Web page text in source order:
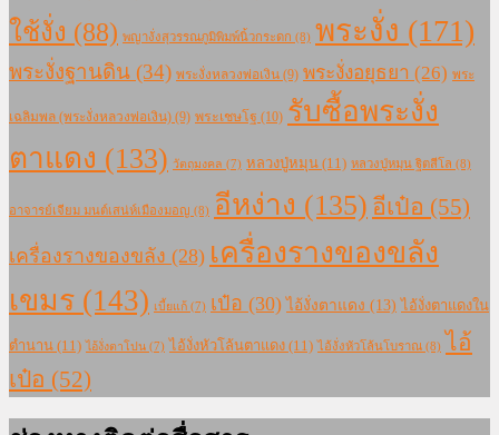
ใช้งั่ง (88) พญางั่งสุวรรณภูมิพิมพ์นิ้วกระดก (8) พระงั่ง (171)
พระงั่งฐานดิน (34) พระงั่งหลวงพ่อเงิน (9) พระงั่งอยุธยา (26) พระ
เฉลิมพล (พระงั่งหลวงพ่อเงิน) (9) พระเชษโฐ (10) รับซื้อพระงั่ง
ตาแดง (133) วัตถุมงคล (7) หลวงปู่หมุน (11) หลวงปู่หมุน ฐิตสีโล (8)
อาจารย์เจียม มนต์เสน่ห์เมืองมอญ (8) อีหง่าง (135) อีเป๋อ (55)
เครื่องรางของขลัง (28) เครื่องรางของขลัง
เขมร (143) เบี้ยแก้ (7) เป๋อ (30) ไอ้งั่งตาแดง (13) ไอ้งั่งตาแดงใน
ตำนาน (11) ไอ้งั่งตาโปน (7) ไอ้งั่งหัวโล้นตาแดง (11) ไอ้งั่งหัวโล้นโบราณ (8) ไอ้
เป๋อ (52)